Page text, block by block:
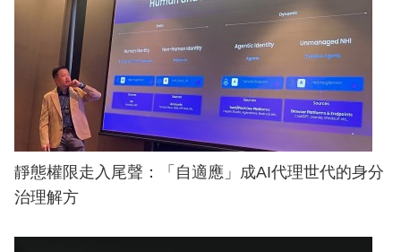
靜態權限走入尾聲：「自適應」成AI代理世代的身分
治理解方